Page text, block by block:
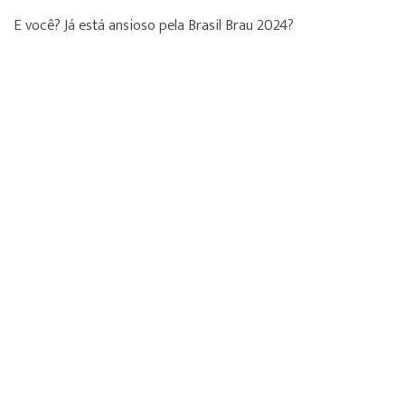
E você? Já está ansioso pela Brasil Brau 2024?